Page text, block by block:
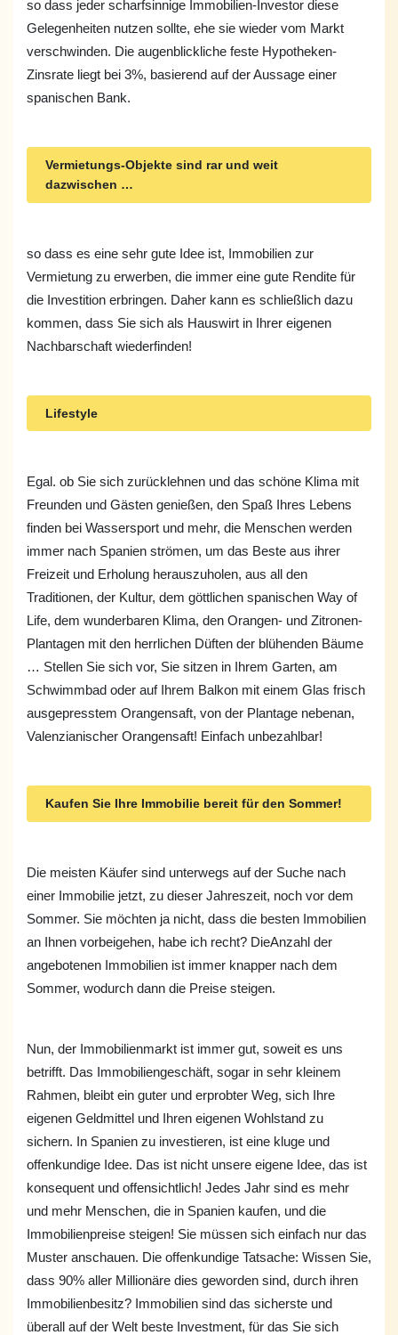
so dass jeder scharfsinnige Immobilien-Investor diese
Gelegenheiten nutzen sollte, ehe sie wieder vom Markt
verschwinden. Die augenblickliche feste Hypotheken-
Zinsrate liegt bei 3%, basierend auf der Aussage einer
spanischen Bank.
Vermietungs-Objekte sind rar und weit
dazwischen …
so dass es eine sehr gute Idee ist, Immobilien zur
Vermietung zu erwerben, die immer eine gute Rendite für
die Investition erbringen. Daher kann es schließlich dazu
kommen, dass Sie sich als Hauswirt in Ihrer eigenen
Nachbarschaft wiederfinden!
Lifestyle
Egal. ob Sie sich zurücklehnen und das schöne Klima mit
Freunden und Gästen genießen, den Spaß Ihres Lebens
finden bei Wassersport und mehr, die Menschen werden
immer nach Spanien strömen, um das Beste aus ihrer
Freizeit und Erholung herauszuholen, aus all den
Traditionen, der Kultur, dem göttlichen spanischen Way of
Life, dem wunderbaren Klima, den Orangen- und Zitronen-
Plantagen mit den herrlichen Düften der blühenden Bäume
… Stellen Sie sich vor, Sie sitzen in Ihrem Garten, am
Schwimmbad oder auf Ihrem Balkon mit einem Glas frisch
ausgepresstem Orangensaft, von der Plantage nebenan,
Valenzianischer Orangensaft! Einfach unbezahlbar!
Kaufen Sie Ihre Immobilie bereit für den Sommer!
Die meisten Käufer sind unterwegs auf der Suche nach
einer Immobilie jetzt, zu dieser Jahreszeit, noch vor dem
Sommer. Sie möchten ja nicht, dass die besten Immobilien
an Ihnen vorbeigehen, habe ich recht? DieAnzahl der
angebotenen Immobilien ist immer knapper nach dem
Sommer, wodurch dann die Preise steigen.
Nun, der Immobilienmarkt ist immer gut, soweit es uns
betrifft. Das Immobiliengeschäft, sogar in sehr kleinem
Rahmen, bleibt ein guter und erprobter Weg, sich Ihre
eigenen Geldmittel und Ihren eigenen Wohlstand zu
sichern. In Spanien zu investieren, ist eine kluge und
offenkundige Idee. Das ist nicht unsere eigene Idee, das ist
konsequent und offensichtlich! Jedes Jahr sind es mehr
und mehr Menschen, die in Spanien kaufen, und die
Immobilienpreise steigen! Sie müssen sich einfach nur das
Muster anschauen. Die offenkundige Tatsache: Wissen Sie,
dass 90% aller Millionäre dies geworden sind, durch ihren
Immobilienbesitz? Immobilien sind das sicherste und
überall auf der Welt beste Investment, für das Sie sich